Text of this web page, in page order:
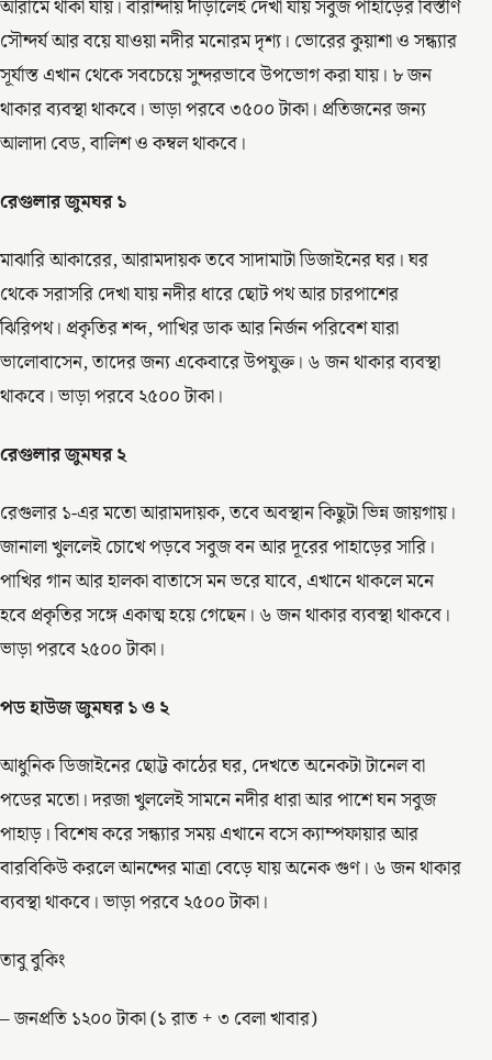
আরামে থাকা যায়। বারান্দায় দাঁড়ালেই দেখা যায় সবুজ পাহাড়ের বিস্তীর্ণ
সৌন্দর্য আর বয়ে যাওয়া নদীর মনোরম দৃশ্য। ভোরের কুয়াশা ও সন্ধ্যার
সূর্যাস্ত এখান থেকে সবচেয়ে সুন্দরভাবে উপভোগ করা যায়। ৮ জন
থাকার ব্যবস্থা থাকবে। ভাড়া পরবে ৩৫০০ টাকা। প্রতিজনের জন্য
আলাদা বেড, বালিশ ও কম্বল থাকবে।
রেগুলার জুমঘর ১
মাঝারি আকারের, আরামদায়ক তবে সাদামাটা ডিজাইনের ঘর। ঘর
থেকে সরাসরি দেখা যায় নদীর ধারে ছোট পথ আর চারপাশের
ঝিরিপথ। প্রকৃতির শব্দ, পাখির ডাক আর নির্জন পরিবেশ যারা
ভালোবাসেন, তাদের জন্য একেবারে উপযুক্ত। ৬ জন থাকার ব্যবস্থা
থাকবে। ভাড়া পরবে ২৫০০ টাকা।
রেগুলার জুমঘর ২
রেগুলার ১-এর মতো আরামদায়ক, তবে অবস্থান কিছুটা ভিন্ন জায়গায়।
জানালা খুললেই চোখে পড়বে সবুজ বন আর দূরের পাহাড়ের সারি।
পাখির গান আর হালকা বাতাসে মন ভরে যাবে, এখানে থাকলে মনে
হবে প্রকৃতির সঙ্গে একাত্ম হয়ে গেছেন। ৬ জন থাকার ব্যবস্থা থাকবে।
ভাড়া পরবে ২৫০০ টাকা।
পড হাউজ জুমঘর ১ ও ২
আধুনিক ডিজাইনের ছোট্ট কাঠের ঘর, দেখতে অনেকটা টানেল বা
পডের মতো। দরজা খুললেই সামনে নদীর ধারা আর পাশে ঘন সবুজ
পাহাড়। বিশেষ করে সন্ধ্যার সময় এখানে বসে ক্যাম্পফায়ার আর
বারবিকিউ করলে আনন্দের মাত্রা বেড়ে যায় অনেক গুণ। ৬ জন থাকার
ব্যবস্থা থাকবে। ভাড়া পরবে ২৫০০ টাকা।
তাবু বুকিং
– জনপ্রতি ১২০০ টাকা (১ রাত + ৩ বেলা খাবার)